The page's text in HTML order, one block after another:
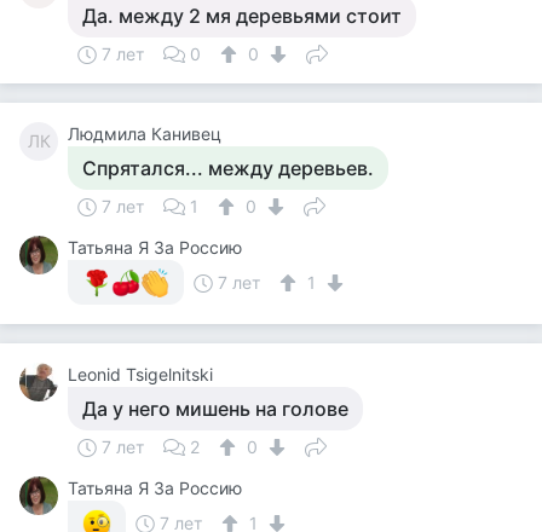
Да. между 2 мя деревьями стоит
7 лет 0 0
ЛК Людмила Канивец
Спрятался... между деревьев.
7 лет 1
0
Татьяна Я За Россию
7 лет
1
Leonid Tsigelnitski
Да у него мишень на голове
7 лет 2
0
Татьяна Я За Россию
7 лет
1